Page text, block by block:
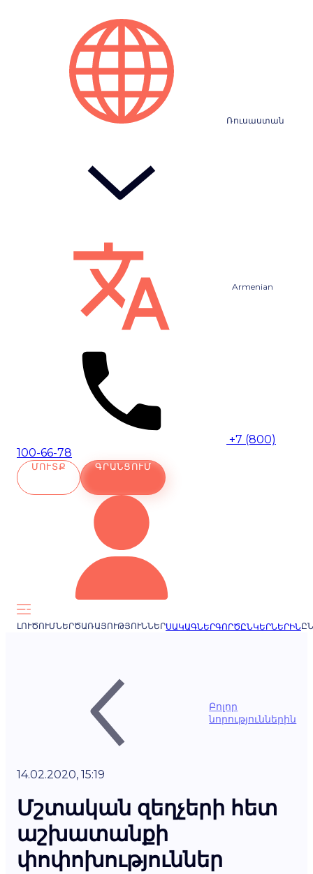
Ռուսաստան
Armenian
+7 (800)
100-66-78
ՄՈՒՏՔ ԳՐԱՆՑՈՒՄ
ԼՈՒԾՈՒՄՆԵՐԾԱՌԱՅՈՒԹՅՈՒՆՆԵՐՍԱԿԱԳՆԵՐԳՈՐԾԸՆԿԵՐՆԵՐԻՆ
Բոլոր
նորություններին
14.02.2020, 15:19
Մշտական զեղչերի հետ
աշխատանքի
փոփոխություններ